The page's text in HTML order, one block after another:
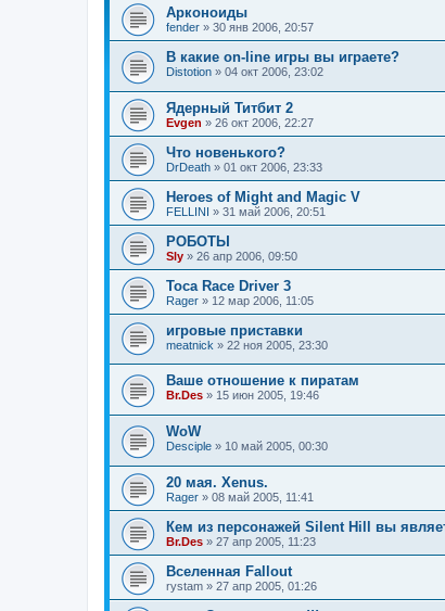
Арконоиды
fender » 30 янв 2006, 20:57
В какие on-line игры вы играете?
Distotion » 04 окт 2006, 23:02
Ядерный Титбит 2
Evgen » 26 окт 2006, 22:27
Что новенького?
DrDeath » 01 окт 2006, 23:33
Heroes of Might and Magic V
FELLINI » 31 май 2006, 20:51
РОБОТЫ
Sly » 26 апр 2006, 09:50
Toca Race Driver 3
Rager » 12 мар 2006, 11:05
игровые приставки
meatnick » 22 ноя 2005, 23:30
Ваше отношение к пиратам
Br.Des » 15 июн 2005, 19:46
WoW
Desciple » 10 май 2005, 00:30
20 мая. Xenus.
Rager » 08 май 2005, 11:41
Кем из персонажей Silent Hill вы
Br.Des » 27 апр 2005, 11:23
Вселенная Fallout
rystam » 27 апр 2005, 01:26